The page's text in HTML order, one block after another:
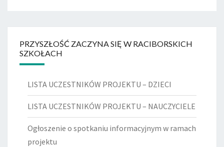
PRZYSZŁOŚĆ ZACZYNA SIĘ W RACIBORSKICH
SZKOŁACH
LISTA UCZESTNIKÓW PROJEKTU – DZIECI
LISTA UCZESTNIKÓW PROJEKTU – NAUCZYCIELE
Ogłoszenie o spotkaniu informacyjnym w ramach
projektu